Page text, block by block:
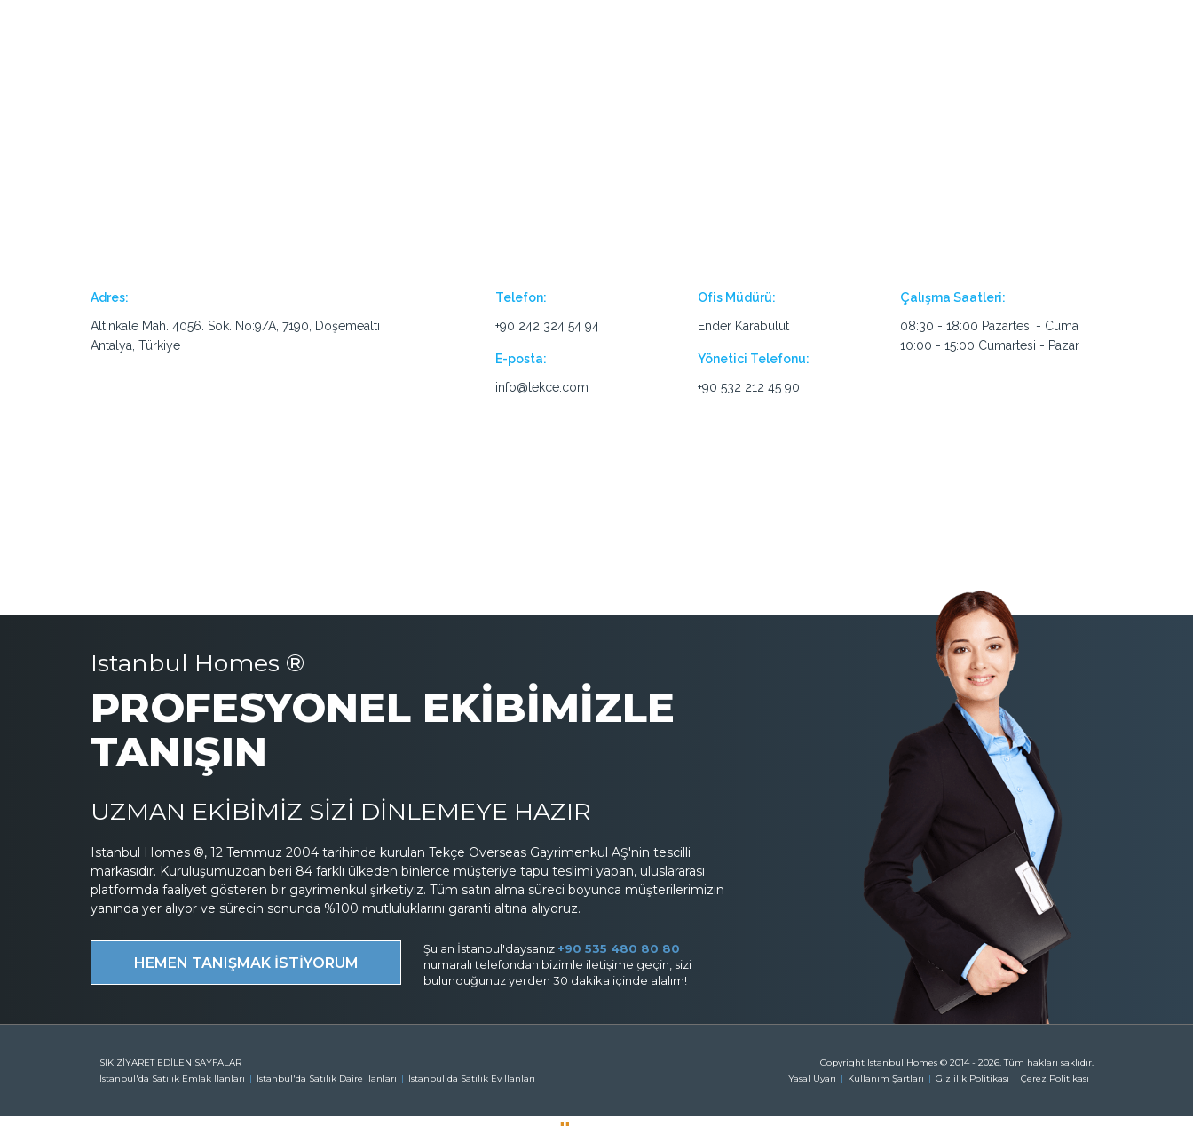
Adres:
Altınkale Mah. 4056. Sok. No:9/A, 7190, Döşemealtı
Antalya, Türkiye
Telefon:
+90 242 324 54 94
E-posta:
info@tekce.com
Ofis Müdürü:
Ender Karabulut
Yönetici Telefonu:
+90 532 212 45 90
Çalışma Saatleri:
08:30 - 18:00 Pazartesi - Cuma
10:00 - 15:00 Cumartesi - Pazar
Istanbul Homes ®
PROFESYONEL EKİBİMİZLE
TANIŞIN
UZMAN EKİBİMİZ SİZİ DİNLEMEYE HAZIR
Istanbul Homes ®, 12 Temmuz 2004 tarihinde kurulan Tekçe Overseas Gayrimenkul AŞ'nin tescilli
markasıdır. Kuruluşumuzdan beri 84 farklı ülkeden binlerce müşteriye tapu teslimi yapan, uluslararası
platformda faaliyet gösteren bir gayrimenkul şirketiyiz. Tüm satın alma süreci boyunca müşterilerimizin
yanında yer alıyor ve sürecin sonunda %100 mutluluklarını garanti altına alıyoruz.
HEMEN TANIŞMAK İSTİYORUM
Şu an İstanbul'daysanız +90 535 480 80 80
numaralı telefondan bizimle iletişime geçin, sizi
bulunduğunuz yerden 30 dakika içinde alalım!
SIK ZİYARET EDİLEN SAYFALAR
İstanbul'da Satılık Emlak İlanları
İstanbul'da Satılık Daire İlanları İstanbul'da Satılık Ev İlanları
Copyright Istanbul Homes © 2014 - 2026. Tüm hakları saklıdır.
Yasal Uyarı
Kullanım Şartları Gizlilik Politikası Çerez Politikası